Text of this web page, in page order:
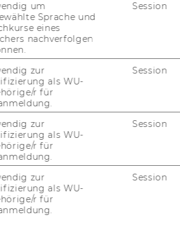
Centre
um
Sprache und
eines
nachverfolgen
Session
zur
als WU-
r für
Session
zur
als WU-
r für
Session
zur
als WU-
r für
Session